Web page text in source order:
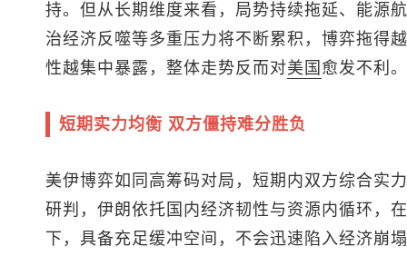
持。但从长期维度来看，局势持续拖延、能源
治经济反噬等多重压力将不断累积，博弈拖得
性越集中暴露，整体走势反而对美国 愈发不利。
短期实力均衡 双方僵持难分胜负
美伊博弈如同高筹码对局，短期内双方综合实
研判，伊朗依托国内经济韧性与资源内循环，
下，具备充足缓冲空间，不会迅速陷入经济崩